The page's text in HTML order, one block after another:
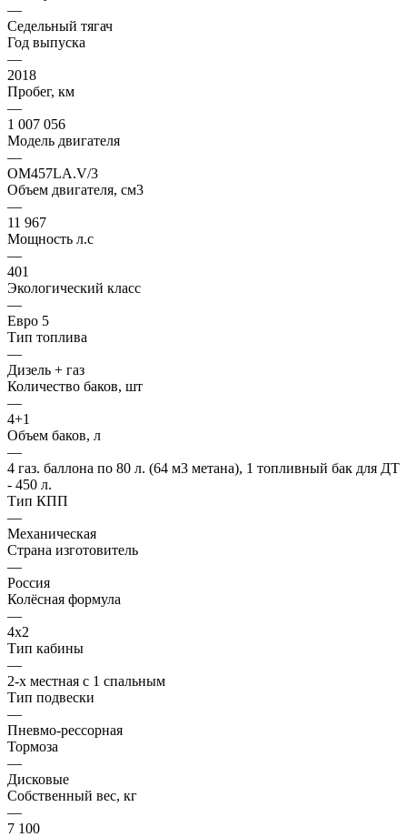
—
Седельный тягач
Год выпуска
—
2018
Пробег, км
—
1 007 056
Модель двигателя
—
OM457LA.V/3
Объем двигателя, см3
—
11 967
Мощность л.с
—
401
Экологический класс
—
Евро 5
Тип топлива
—
Дизель + газ
Количество баков, шт
—
4+1
Объем баков, л
—
4 газ. баллона по 80 л. (64 м3 метана), 1 топливный бак для ДТ
- 450 л.
Тип КПП
—
Механическая
Страна изготовитель
—
Россия
Колёсная формула
—
4х2
Тип кабины
—
2-х местная с 1 спальным
Тип подвески
—
Пневмо-рессорная
Тормоза
—
Дисковые
Собственный вес, кг
—
7 100